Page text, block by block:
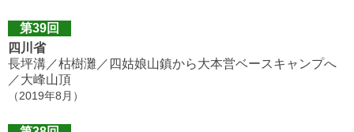
第39回
四川省
長坪溝／枯樹灘／四姑娘山鎮から大本営ベースキャンプへ
／大峰山頂
（2019年8月）